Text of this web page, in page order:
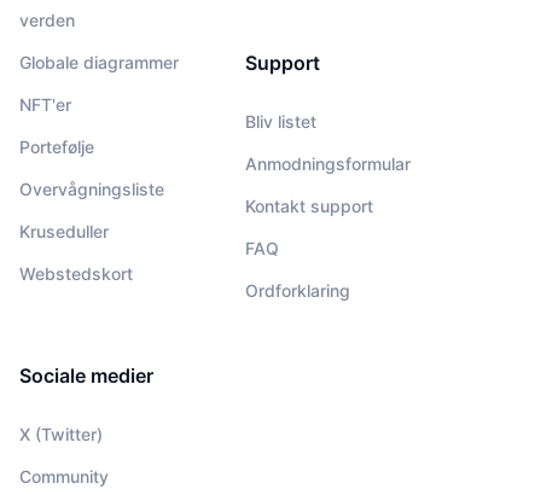
verden
Globale diagrammer
NFT'er
Portefølje
Overvågningsliste
Kruseduller
Webstedskort
Support
Bliv listet
Anmodningsformular
Kontakt support
FAQ
Ordforklaring
Sociale medier
X (Twitter)
Community